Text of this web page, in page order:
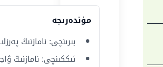
مۈندەرىجە
بىرىنچى: نامازنىڭ
ئىككىنچى: نامازنىڭ